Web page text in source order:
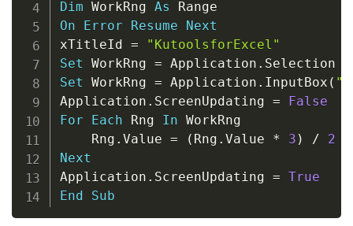
Dim WorkRng As
On
Error Resume
Next
xTitleId =
"KutoolsforExcel"
Set WorkRng = Application .
Set WorkRng = Application . InputBox (
Application . ScreenUpdating =
False
For
Each Rng In WorkRng
    Rng
. Value = ( Rng . Value * 3 ) / 2
Next
Application . ScreenUpdating = True
End
Sub